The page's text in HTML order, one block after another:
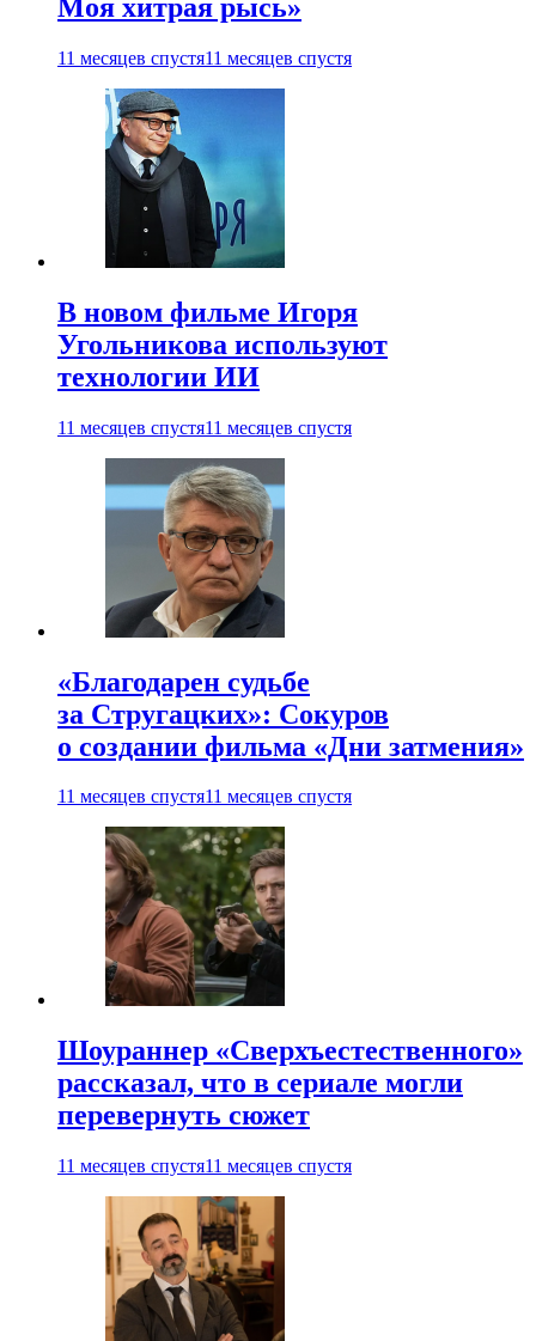
Моя хитрая рысь»
11 месяцев спустя11 месяцев спустя
В новом фильме Игоря
Угольникова используют
технологии ИИ
11 месяцев спустя11 месяцев спустя
«Благодарен судьбе
за Стругацких»: Сокуров
о создании фильма «Дни затмения»
11 месяцев спустя11 месяцев спустя
Шоураннер «Сверхъестественного»
рассказал, что в сериале могли
перевернуть сюжет
11 месяцев спустя11 месяцев спустя